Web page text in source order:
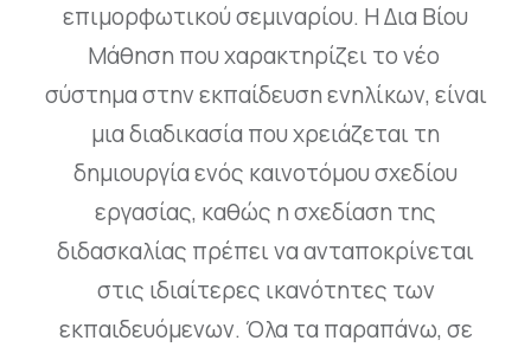
επιμορφωτικού σεμιναρίου. Η Δια Βίου
Μάθηση που χαρακτηρίζει το νέο
σύστημα στην εκπαίδευση ενηλίκων, είναι
μια διαδικασία που χρειάζεται τη
δημιουργία ενός καινοτόμου σχεδίου
εργασίας, καθώς η σχεδίαση της
διδασκαλίας πρέπει να ανταποκρίνεται
στις ιδιαίτερες ικανότητες των
εκπαιδευόμενων. Όλα τα παραπάνω, σε